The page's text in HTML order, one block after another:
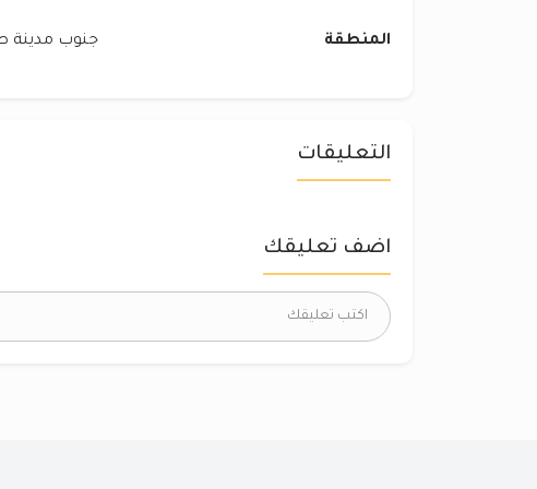
المنطقة جنوب مدينة
التعليقات
اضف تعليقك